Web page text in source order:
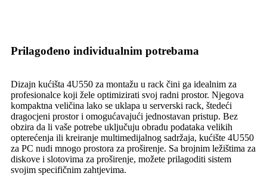
Prilagođeno individualnim potrebama
Dizajn kućišta 4U550 za montažu u rack čini ga idealnim za
profesionalce koji žele optimizirati svoj radni prostor. Njegova
kompaktna veličina lako se uklapa u serverski rack, štedeći
dragocjeni prostor i omogućavajući jednostavan pristup. Bez
obzira da li vaše potrebe uključuju obradu podataka velikih
opterećenja ili kreiranje multimedijalnog sadržaja, kućište 4U550
za PC nudi mnogo prostora za proširenje. Sa brojnim ležištima za
diskove i slotovima za proširenje, možete prilagoditi sistem
svojim specifičnim zahtjevima.